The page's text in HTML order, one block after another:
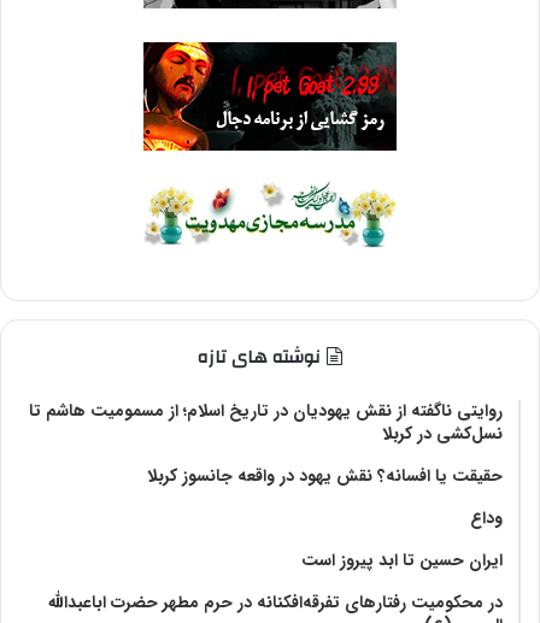
نوشته های تازه
روایتی ناگفته از نقش یهودیان در تاریخ اسلام؛ از مسمومیت هاشم تا
نسل‌کشی در کربلا
حقیقت یا افسانه؟‌ نقش یهود در واقعه جانسوز کربلا
وداع
ایران حسین تا ابد پیروز است
در محکومیت رفتارهای تفرقه‌افکنانه در حرم مطهر حضرت اباعبدالله